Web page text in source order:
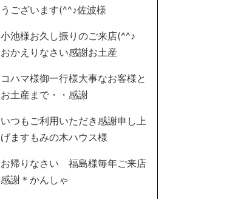
うございます(^^♪佐波様
小池様お久し振りのご来店(^^♪
おかえりなさい感謝お土産
コハマ様御一行様大事なお客様と
お土産まで・・感謝
いつもご利用いただき感謝申し上
げますもみの木ハウス様
お帰りなさい 福島様毎年ご来店
感謝＊かんしゃ